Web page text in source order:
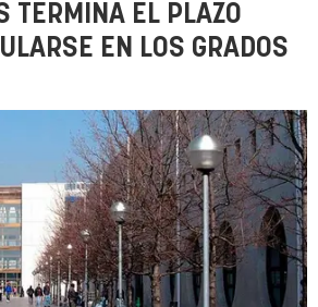
TERMINA EL PLAZO
EN LOS GRADOS